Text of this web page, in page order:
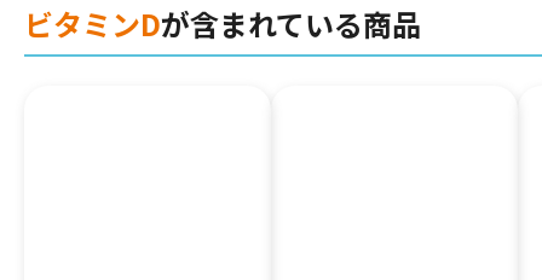
ビタミンDが含まれている商品